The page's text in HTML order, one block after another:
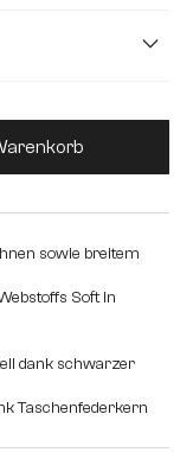
Gib den
sowie breitem
Soft in
dank schwarzer
Taschenfederkern